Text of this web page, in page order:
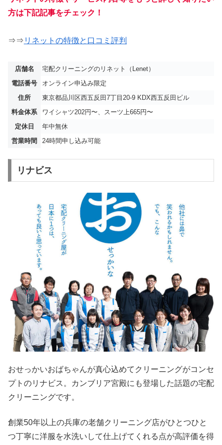
方は下記記事をチェック！
⇒⇒ リネットの特徴と口コミ評判
店舗名
宅配クリーニングのリネット（Lenet）
電話番号
オンライン申込み限定
住所
東京都品川区西五反田7丁目20-9 KDX西五反田ビル
料金体系
ワイシャツ202円〜、スーツ上665円〜
定休日
年中無休
営業時間
24時間申し込み可能
リナビス
おせっかいおばちゃんが真心込めてクリーニングがコンセ
プトのリナビス。カンブリア宮殿にも登場した話題の宅配
クリーニングです。
創業50年以上の兵庫の老舗クリーニング店がひとつひと
つ丁寧に洋服を水洗いして仕上げてくれる点が高評価を得